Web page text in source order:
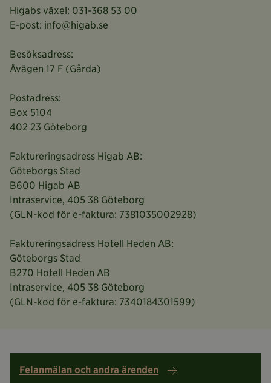
Higabs växel: 031-368 53 00
E-post: info@higab.se
Besöksadress:
Åvägen 17 F (Gårda)
Postadress:
Box 5104
402 23 Göteborg
Faktureringsadress Higab AB:
Göteborgs Stad
B600 Higab AB
Intraservice, 405 38 Göteborg
(GLN-kod för e-faktura: 7381035002928)
Faktureringsadress Hotell Heden AB:
Göteborgs Stad
B270 Hotell Heden AB
Intraservice, 405 38 Göteborg
(GLN-kod för e-faktura: 7340184301599)
Läs
om
Felanmälan
Felanmälan och andra ärenden